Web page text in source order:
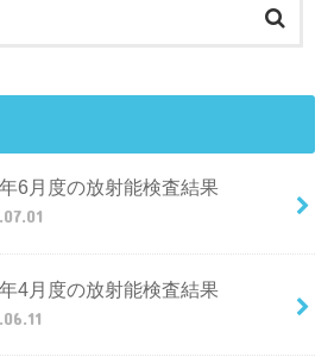
6月度の放射能検査結果
4月度の放射能検査結果